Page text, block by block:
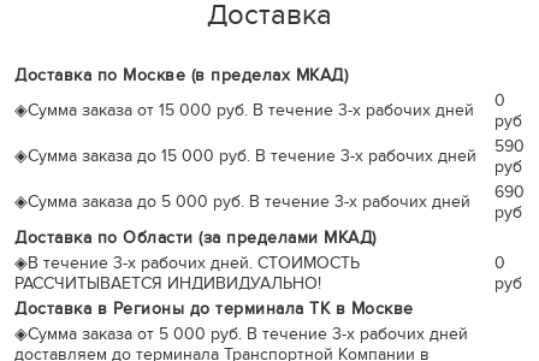
Доставка
Доставка по Москве (в пределах МКАД)
◈Сумма заказа от 15 000 руб. В течение 3-х рабочих дней
0
руб
◈Сумма заказа до 15 000 руб. В течение 3-х рабочих дней
590
руб
◈Сумма заказа до 5 000 руб. В течение 3-х рабочих дней
690
руб
Доставка по Области (за пределами МКАД)
◈В течение 3-х рабочих дней. СТОИМОСТЬ
РАССЧИТЫВАЕТСЯ ИНДИВИДУАЛЬНО!
0
руб
Доставка в Регионы до терминала ТК в Москве
◈Сумма заказа от 5 000 руб. В течение 3-х рабочих дней
доставляем до терминала Транспортной Компании в